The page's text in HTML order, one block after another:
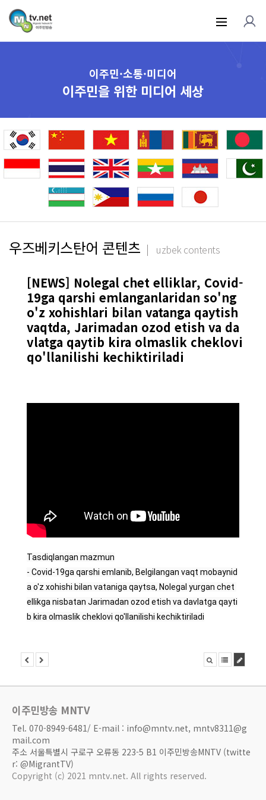
이주민·소통·미디어
이주민을 위한 미디어 세상
우즈베키스탄어 콘텐츠 uzbek contents
[NEWS] Nolegal chet elliklar, Covid-
19ga qarshi emlanganlaridan so'ng
o'z xohishlari bilan vatanga qaytish
vaqtda, Jarimadan ozod etish va da
vlatga qaytib kira olmaslik cheklovi
qo'llanilishi kechiktiriladi
Tasdiqlangan mazmun
- Covid-19ga qarshi emlanib, Belgilangan vaqt mobaynid
a o'z xohishi bilan vataniga qaytsa, Nolegal yurgan chet
ellikga nisbatan Jarimadan ozod etish va davlatga qayti
b kira olmaslik cheklovi qo'llanilishi kechiktiriladi
이주민방송 MNTV
Tel. 070-8949-6481/ E-mail : info@mntv.net, mntv8311@g
mail.com
주소 서울특별시 구로구 오류동 223-5 B1 이주민방송MNTV (twitte
r: @MigrantTV)
Copyright (c) 2021 mntv.net. All rights reserved.